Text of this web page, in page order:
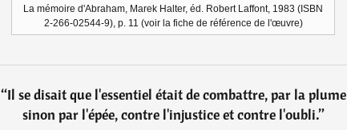
La mémoire d'Abraham, Marek Halter, éd. Robert Laffont, 1983 (ISBN
2-266-02544-9), p. 11 (voir la fiche de référence de l'œuvre)
“Il se disait que l'essentiel était de combattre, par la plume
sinon par l'épée, contre l'injustice et contre l'oubli.”